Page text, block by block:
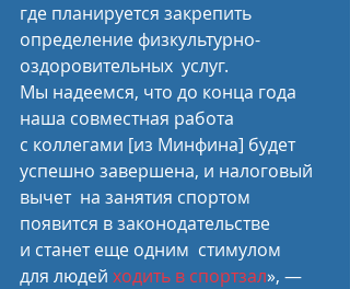
где планируется закрепить
определение физкультурно-
оздоровительных  услуг.
Мы надеемся, что до конца года
наша совместная работа
с коллегами [из Минфина] будет
успешно завершена, и налоговый
вычет  на занятия спортом
появится в законодательстве
и станет еще одним  стимулом
для людей ходить в спортзал», —